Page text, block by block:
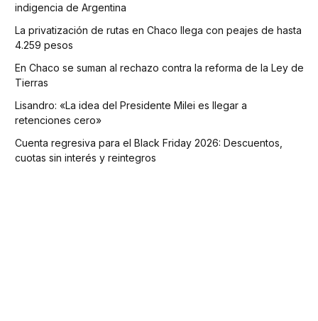
indigencia de Argentina
La privatización de rutas en Chaco llega con peajes de hasta
4.259 pesos
En Chaco se suman al rechazo contra la reforma de la Ley de
Tierras
Lisandro: «La idea del Presidente Milei es llegar a
retenciones cero»
Cuenta regresiva para el Black Friday 2026: Descuentos,
cuotas sin interés y reintegros